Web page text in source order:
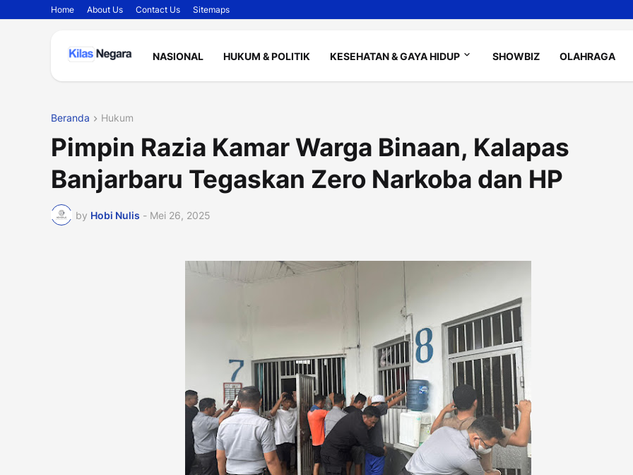
Home About Us Contact Us Sitemaps
NASIONAL HUKUM & POLITIK KESEHATAN & GAYA HIDUP SHOWBIZ OLAHRAGA
Beranda Hukum
Pimpin Razia Kamar Warga Binaan, Kalapas
Banjarbaru Tegaskan Zero Narkoba dan HP
by Hobi Nulis - Mei 26, 2025